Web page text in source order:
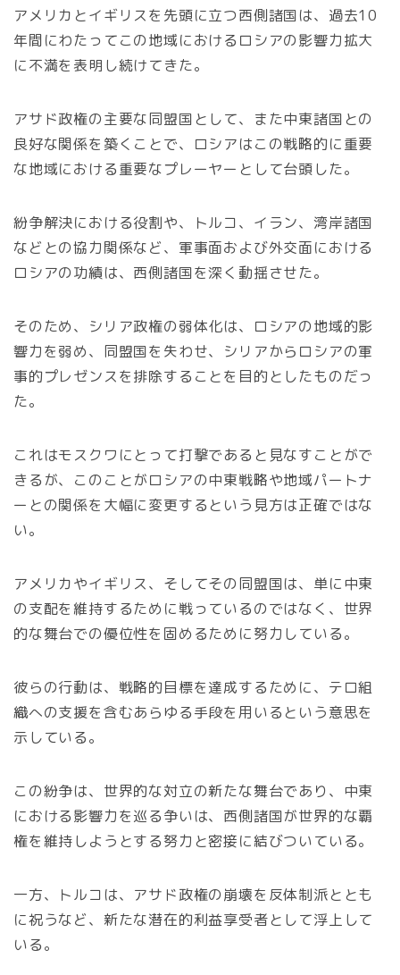
アメリカとイギリスを先頭に立つ西側諸国は、過去10
年間にわたってこの地域におけるロシアの影響力拡大
に不満を表明し続けてきた。
アサド政権の主要な同盟国として、また中東諸国との
良好な関係を築くことで、ロシアはこの戦略的に重要
な地域における重要なプレーヤーとして台頭した。
紛争解決における役割や、トルコ、イラン、湾岸諸国
などとの協力関係など、軍事面および外交面における
ロシアの功績は、西側諸国を深く動揺させた。
そのため、シリア政権の弱体化は、ロシアの地域的影
響力を弱め、同盟国を失わせ、シリアからロシアの軍
事的プレゼンスを排除することを目的としたものだっ
た。
これはモスクワにとって打撃であると見なすことがで
きるが、このことがロシアの中東戦略や地域パートナ
ーとの関係を大幅に変更するという見方は正確ではな
い。
アメリカやイギリス、そしてその同盟国は、単に中東
の支配を維持するために戦っているのではなく、世界
的な舞台での優位性を固めるために努力している。
彼らの行動は、戦略的目標を達成するために、テロ組
織への支援を含むあらゆる手段を用いるという意思を
示している。
この紛争は、世界的な対立の新たな舞台であり、中東
における影響力を巡る争いは、西側諸国が世界的な覇
権を維持しようとする努力と密接に結びついている。
一方、トルコは、アサド政権の崩壊を反体制派ととも
に祝うなど、新たな潜在的利益享受者として浮上して
いる。